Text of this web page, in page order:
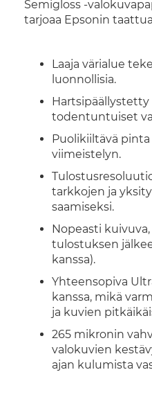
Semigloss -
tarjoaa Epsonin
Laaja värialue
luonnollisia.
Hartsipäällystetty
todentuntuiset
Puolikiiltävä
viimeistelyn.
tarkkojen ja
saamiseksi.
Nopeasti
tulostuksen
kanssa).
Yhteensopiva
kanssa, mikä
ja kuvien
265 mikronin
valokuvien
ajan kulumista